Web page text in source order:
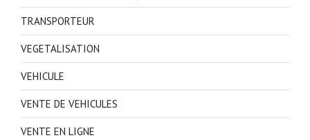
TRANSPORTEUR
VEGETALISATION
VEHICULE
VENTE DE VEHICULES
VENTE EN LIGNE